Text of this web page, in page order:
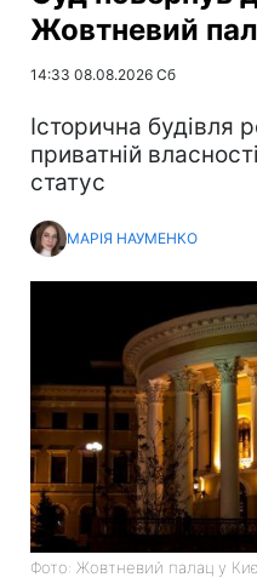
Жовтневий
14:33 08.08.2026 Сб
Історична будівля
приватній
статус
МАРІЯ НАУМЕНКО
Фото: Жовтневий палац у